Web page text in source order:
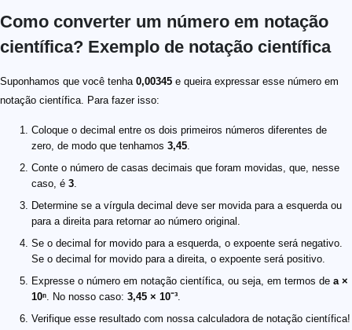
Como converter um número em notação
científica? Exemplo de notação científica
Suponhamos que você tenha 0,00345 e queira expressar esse número em
notação científica. Para fazer isso:
Coloque o decimal entre os dois primeiros números diferentes de
zero, de modo que tenhamos 3,45.
Conte o número de casas decimais que foram movidas, que, nesse
caso, é 3.
Determine se a vírgula decimal deve ser movida para a esquerda ou
para a direita para retornar ao número original.
Se o decimal for movido para a esquerda, o expoente será negativo.
Se o decimal for movido para a direita, o expoente será positivo.
Expresse o número em notação científica, ou seja, em termos de a ×
10ⁿ. No nosso caso: 3,45 × 10⁻³.
Verifique esse resultado com nossa calculadora de notação científica!